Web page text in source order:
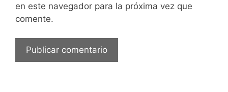
en este navegador para la próxima vez que
comente.